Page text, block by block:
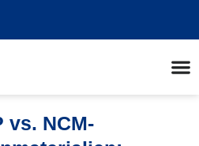
vs. NCM-